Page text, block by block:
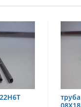
труба 70х11-12